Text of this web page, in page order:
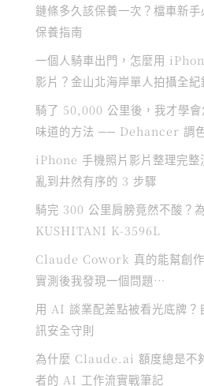
鏈條多久該保養一次？檔車新
保養指南
一個人騎車出門，怎麼用
影片？金山北海岸單人拍攝全紀
騎了 50,000 公里後，我才學
味道的方法 ── Dehancer 調
iPhone 手機照片影片整理完整
亂到井然有序的 3 步驟
騎完 300 公里肩膀竟然不酸？
KUSHITANI K-3596L
Claude Cowork 真的能幫創作
實測後我發現一個問題…
用 AI 談業配差點被看光底牌？
訊安全守則
為什麼 Claude.ai 額度總是不
者的 AI 工作流實戰筆記